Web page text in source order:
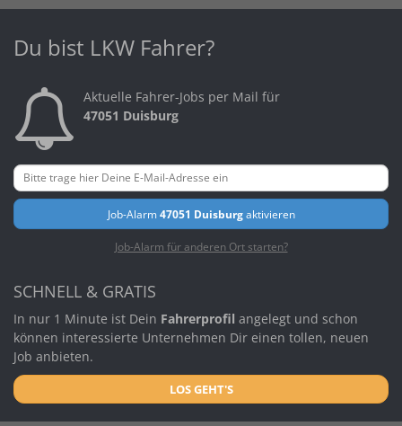
Du bist LKW Fahrer?
Aktuelle Fahrer-Jobs per Mail für
47051 Duisburg
Job-Alarm47051 Duisburgaktivieren
Job-Alarm für anderen Ort starten?
SCHNELL & GRATIS
In nur 1 Minute ist Dein Fahrerprofil angelegt und schon
können interessierte Unternehmen Dir einen tollen, neuen
Job anbieten.
LOS GEHT'S